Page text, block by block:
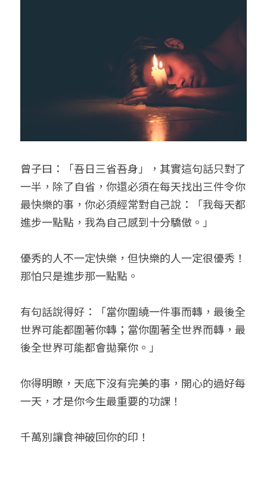
曾子曰：「吾日三省吾身」，其實這句話只對了
一半，除了自省，你還必須在每天找出三件令你
最快樂的事，你必須經常對自己說：「我每天都
進步一點點，我為自己感到十分驕傲。」
優秀的人不一定快樂，但快樂的人一定很優秀！
那怕只是進步那一點點。
有句話說得好：「當你圍繞一件事而轉，最後全
世界可能都圍著你轉；當你圍著全世界而轉，最
後全世界可能都會拋棄你。」
你得明瞭，天底下沒有完美的事，開心的過好每
一天，才是你今生最重要的功課！
千萬別讓食神破回你的印！